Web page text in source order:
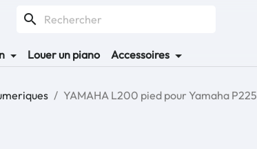
search
Louer un piano Accessoires
YAMAHA L200 pied pour Yamaha P225